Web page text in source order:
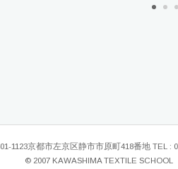
1123京都市左京区静市市原町418番地 TEL :
© 2007 KAWASHIMA TEXTILE SCHOOL